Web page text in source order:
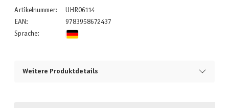
Artikelnummer:
UHR06114
EAN:
9783958672437
Sprache:
Weitere Produktdetails